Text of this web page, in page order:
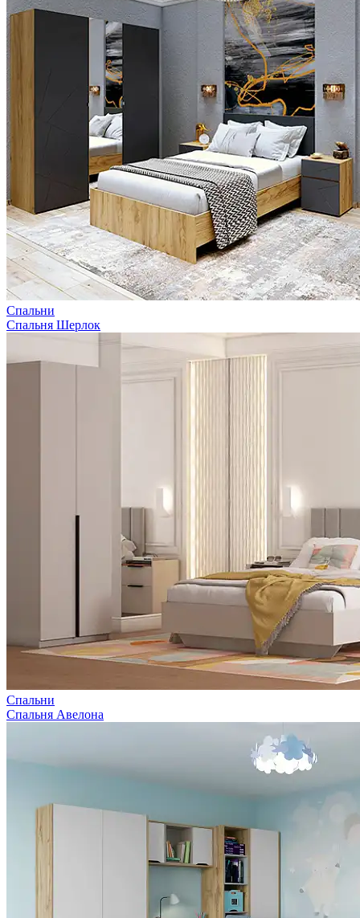
Спальни
Спальня Шерлок
Спальни
Спальня Авелона